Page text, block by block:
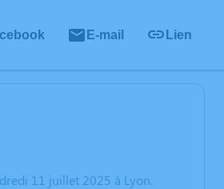
E-mail Lien
11 juillet 2025 à Lyon.